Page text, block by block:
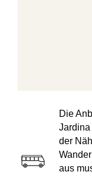
Die
Jardina
der
aus